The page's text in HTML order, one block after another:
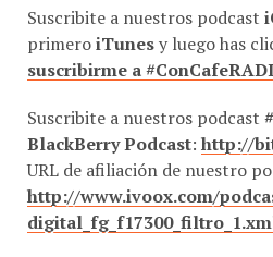
Suscribite a nuestros podcast
primeroiTunesy luego has
suscribirme a
Suscribite a nuestros podcast
BlackBerry Podcast: http://
URL de afiliación de nuestro
http://www.ivoox.com/